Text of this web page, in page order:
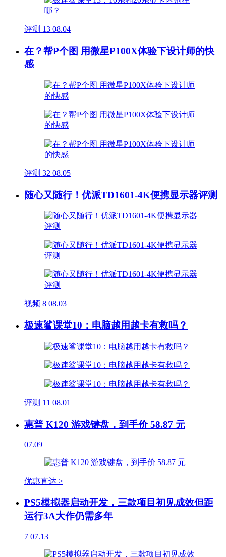
评测 13 08.04
在？帮P个图 用微星P100X体验下设计师的快
感
评测 32 08.05
随心又随行！优派TD1601-4K便携显示器评测
视频 8 08.03
极速鲨课堂10：电脑越用越卡有救吗？
评测 11 08.01
惠普 K120 游戏键盘，到手价 58.87 元
07.09
优惠直达 >
PS5模拟器启动开发，三款项目初见成效但距
运行3A大作仍需多年
7 07.13